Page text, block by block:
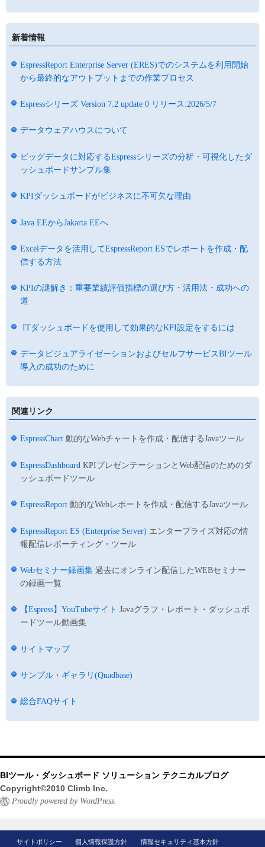
新着情報
EspressReport Enterprise Server (ERES)でのシステムを利用開始
から最終的なアウトプットまでの作業プロセス
Espressシリーズ Version 7.2 update 0 リリース:2026/5/7
データウェアハウスについて
ビッグデータに対応するEspressシリーズの分析・可視化したダ
ッシュボードサンプル集
KPIダッシュボードがビジネスに不可欠な理由
Java EEからJakarta EEへ
Excelデータを活用してEspressReport ESでレポートを作成・配
信する方法
KPIの謎解き：重要業績評価指標の選び方・活用法・成功への
道
ITダッシュボードを使用して効果的なKPI設定をするには
データビジュアライゼーションおよびセルフサービスBIツール
導入の成功のために
関連リンク
EspressChart 動的なWebチャートを作成・配信するJavaツール
EspressDashboard KPIプレゼンテーションとWeb配信のためのダ
ッシュボードツール
EspressReport 動的なWebレポートを作成・配信するJavaツール
EspressReport ES (Enterprise Server) エンタープライズ対応の情
報配信レポーティング・ツール
Webセミナー録画集 過去にオンライン配信したWEBセミナー
の録画一覧
【Espress】YouTubeサイト Javaグラフ・レポート・ダッシュボ
ードツール動画集
サイトマップ
サンプル・ギャラリ(Quadbase)
総合FAQサイト
BIツール・ダッシュボード ソリューション テクニカルブログ
Copyright©2010 Climb Inc.
Proudly powered by WordPress.
サイトポリシー 個人情報保護方針 情報セキュリティ基本方針